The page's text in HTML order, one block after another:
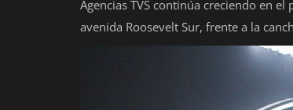
Agencias TVS continúa creciendo en
avenida Roosevelt Sur, frente a la